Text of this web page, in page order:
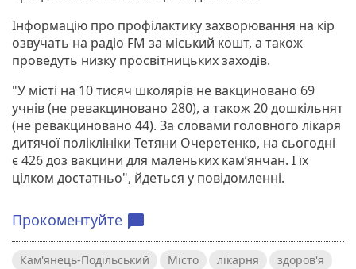
Інформацію про профілактику захворювання на кір
озвучать на радіо FM за міський кошт, а також
проведуть низку просвітницьких заходів.
"У місті на 10 тисяч школярів не вакциновано 69
учнів (не ревакциновано 280), а також 20 дошкільнят
(не ревакциновано 44). За словами головного лікаря
дитячої поліклініки Тетяни Очеретенко, на сьогодні
є 426 доз вакцини для маленьких кам’янчан. І їх
цілком достатньо", йдеться у повідомленні.
Прокоментуйте chat_bubble
Кам'янець-Подільський Місто лікарня здоров'я